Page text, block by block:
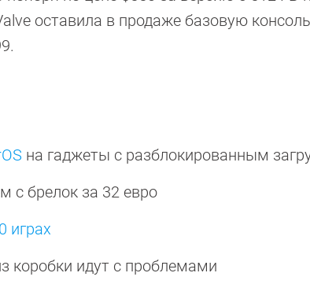
оставила в продаже базовую
на гаджеты с разблокированным
с брелок за 32 евро
играх
коробки идут с проблемами